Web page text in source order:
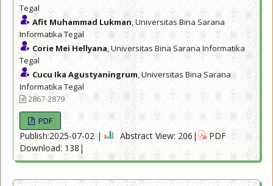
Tegal
Afit Muhammad Lukman, Universitas Bina Sarana
Informatika Tegal
Corie Mei Hellyana, Universitas Bina Sarana Informatika
Tegal
Cucu Ika Agustyaningrum, Universitas Bina Sarana
Informatika Tegal
2867-2879
PDF
Publish:2025-07-02 | Abstract View: 206|
PDF
Download: 138|